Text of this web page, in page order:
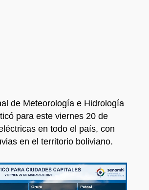
de Meteorología e Hidrología
para este viernes 20 de
en todo el país, con
en el territorio boliviano.